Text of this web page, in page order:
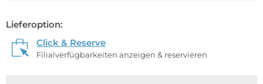
Lieferoption:
Click & Reserve
Filialverfügbarkeiten anzeigen & reservieren